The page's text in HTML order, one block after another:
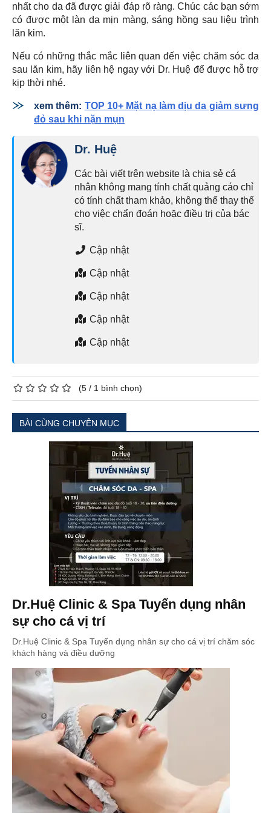
nhất cho da đã được giải đáp rõ ràng. Chúc các bạn sớm
có được một làn da mịn màng, sáng hồng sau liệu trình
lăn kim.
Nếu có những thắc mắc liên quan đến việc chăm sóc da
sau lăn kim, hãy liên hệ ngay với Dr. Huệ để được hỗ trợ
kịp thời nhé.
xem thêm: TOP 10+ Mặt nạ làm dịu da giảm sưng
đỏ sau khi nặn mụn
Dr. Huệ
Các bài viết trên website là chia sẻ cá
nhân không mang tính chất quảng cáo chỉ
có tính chất tham khảo, không thể thay thế
cho việc chẩn đoán hoặc điều trị của bác
sĩ.
Cập nhật
Cập nhật
Cập nhật
Cập nhật
Cập nhật
(5 / 1 bình chọn)
BÀI CÙNG CHUYÊN MỤC
Dr.Huệ Clinic & Spa Tuyển dụng nhân
sự cho cá vị trí
Dr.Huệ Clinic & Spa Tuyển dụng nhân sự cho cá vị trí chăm sóc
khách hàng và điều dưỡng